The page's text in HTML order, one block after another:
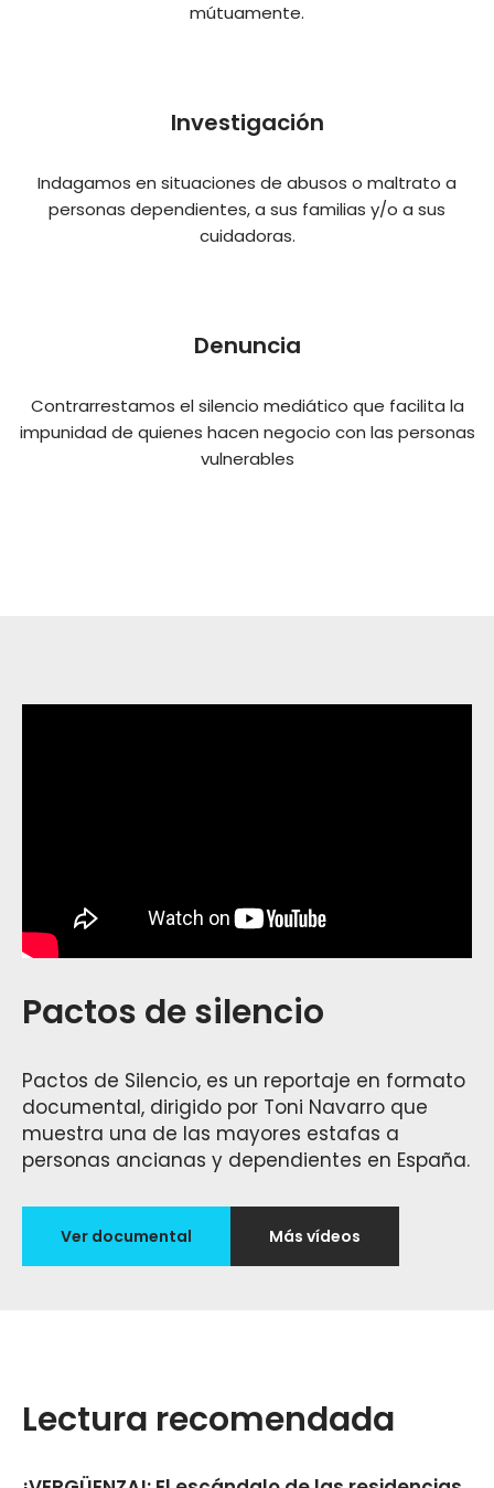
mútuamente.
Investigación
Indagamos en situaciones de abusos o maltrato a
personas dependientes, a sus familias y/o a sus
cuidadoras.
Denuncia
Contrarrestamos el silencio mediático que facilita la
impunidad de quienes hacen negocio con las personas
vulnerables
Pactos de silencio
Pactos de Silencio, es un reportaje en formato
documental, dirigido por Toni Navarro que
muestra una de las mayores estafas a
personas ancianas y dependientes en España.
Ver documental Más vídeos
Lectura recomendada